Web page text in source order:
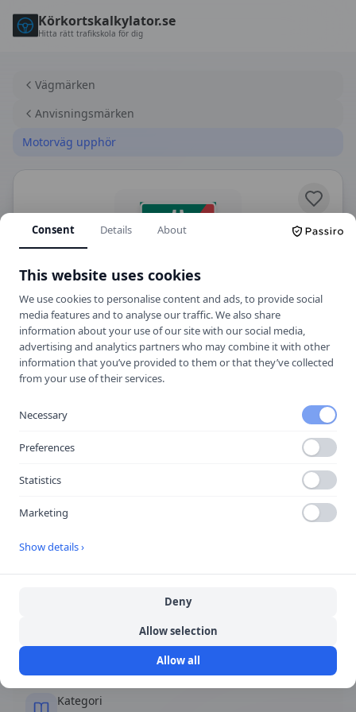
Körkortskalkylator.se
Hitta rätt trafikskola för dig
Vägmärken
Anvisningsmärken
Motorväg upphör
Anvisningsmärken
Motorväg upphör
Snabbfakta
Form
Rektangulär eller kvadratisk
Blå bakgrund, vita symboler
Kategori
Consent Details About
This website uses cookies
We use cookies to personalise content and ads, to provide social
media features and to analyse our traffic. We also share
information about your use of our site with our social media,
advertising and analytics partners who may combine it with other
information that you’ve provided to them or that they’ve collected
from your use of their services.
Necessary
Preferences
Statistics
Marketing
Show details ›
Deny
Allow selection
Allow all